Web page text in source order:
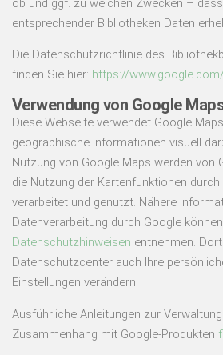
ob und ggf. zu welchen Zwecken –
entsprechender Bibliotheken Daten
Die Datenschutzrichtlinie des
finden Sie hier: https://
Verwendung von Google
Diese Webseite verwendet Google
geographische Informationen visuell
Nutzung von Google Maps werden von
die Nutzung der Kartenfunktionen
verarbeitet und genutzt. Nähere
Datenverarbeitung durch Google
Datenschutzhinweisen entnehmen.
Datenschutzcenter auch Ihre
Einstellungen verändern.
Ausführliche Anleitungen zur
Zusammenhang mit Google-Produkten